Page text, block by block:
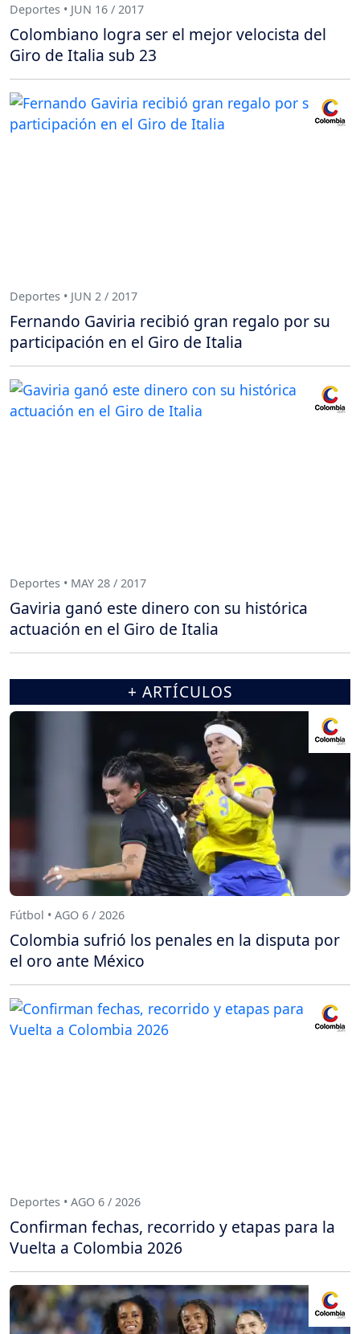
Deportes • JUN 16 / 2017
Colombiano logra ser el mejor velocista del
Giro de Italia sub 23
Deportes • JUN 2 / 2017
Fernando Gaviria recibió gran regalo por su
participación en el Giro de Italia
Deportes • MAY 28 / 2017
Gaviria ganó este dinero con su histórica
actuación en el Giro de Italia
+ ARTÍCULOS
Fútbol • AGO 6 / 2026
Colombia sufrió los penales en la disputa por
el oro ante México
Deportes • AGO 6 / 2026
Confirman fechas, recorrido y etapas para la
Vuelta a Colombia 2026